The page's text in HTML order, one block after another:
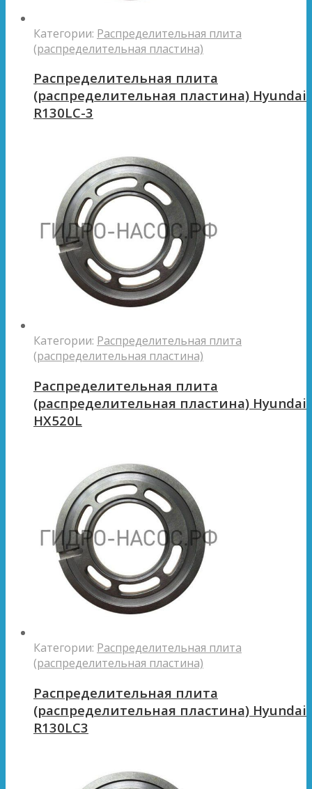
Категории: Распределительная плита
(распределительная пластина)
Распределительная плита
(распределительная пластина) Hyundai
R130LC-3
Категории: Распределительная плита
(распределительная пластина)
Распределительная плита
(распределительная пластина) Hyundai
HX520L
Категории: Распределительная плита
(распределительная пластина)
Распределительная плита
(распределительная пластина) Hyundai
R130LC3